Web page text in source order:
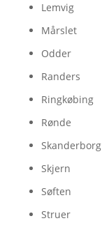
Lemvig
Mårslet
Odder
Randers
Ringkøbing
Rønde
Skanderborg
Skjern
Søften
Struer